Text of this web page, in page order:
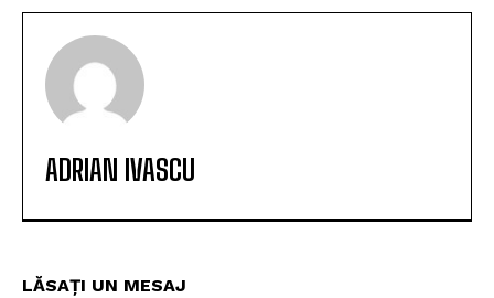
ADRIAN IVASCU
LĂSAȚI UN MESAJ